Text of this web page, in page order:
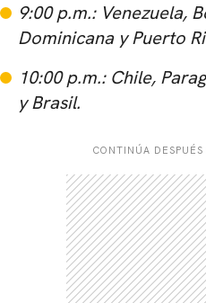
9:00 p.m.: Venezuela,
Dominicana y Puerto
10:00 p.m.: Chile,
y Brasil.
CONTINÚA
CARREGANDO